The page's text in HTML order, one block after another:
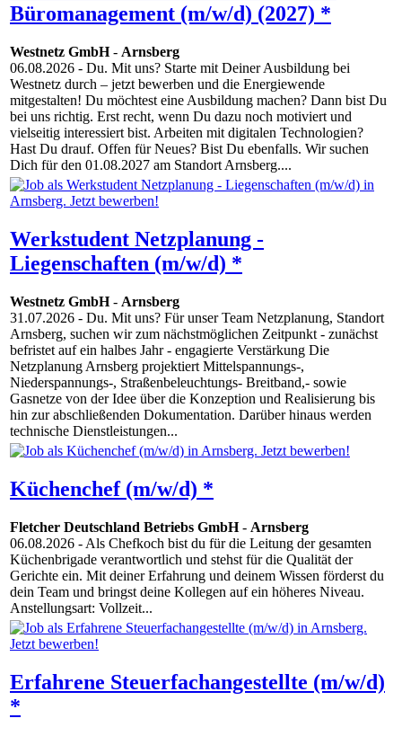
Büromanagement (m/w/d) (2027) *
Westnetz GmbH- Arnsberg
06.08.2026 - Du. Mit uns? Starte mit Deiner Ausbildung bei
Westnetz durch – jetzt bewerben und die Energiewende
mitgestalten! Du möchtest eine Ausbildung machen? Dann bist Du
bei uns richtig. Erst recht, wenn Du dazu noch motiviert und
vielseitig interessiert bist. Arbeiten mit digitalen Technologien?
Hast Du drauf. Offen für Neues? Bist Du ebenfalls. Wir suchen
Dich für den 01.08.2027 am Standort Arnsberg....
Werkstudent Netzplanung -
Liegenschaften (m/w/d) *
Westnetz GmbH- Arnsberg
31.07.2026 - Du. Mit uns? Für unser Team Netzplanung, Standort
Arnsberg, suchen wir zum nächstmöglichen Zeitpunkt - zunächst
befristet auf ein halbes Jahr - engagierte Verstärkung Die
Netzplanung Arnsberg projektiert Mittelspannungs-,
Niederspannungs-, Straßenbeleuchtungs- Breitband,- sowie
Gasnetze von der Idee über die Konzeption und Realisierung bis
hin zur abschließenden Dokumentation. Darüber hinaus werden
technische Dienstleistungen...
Küchenchef (m/w/d) *
Fletcher Deutschland Betriebs GmbH- Arnsberg
06.08.2026 - Als Chefkoch bist du für die Leitung der gesamten
Küchenbrigade verantwortlich und stehst für die Qualität der
Gerichte ein. Mit deiner Erfahrung und deinem Wissen förderst du
dein Team und bringst deine Kollegen auf ein höheres Niveau.
Anstellungsart: Vollzeit...
Erfahrene Steuerfachangestellte (m/w/d)
*